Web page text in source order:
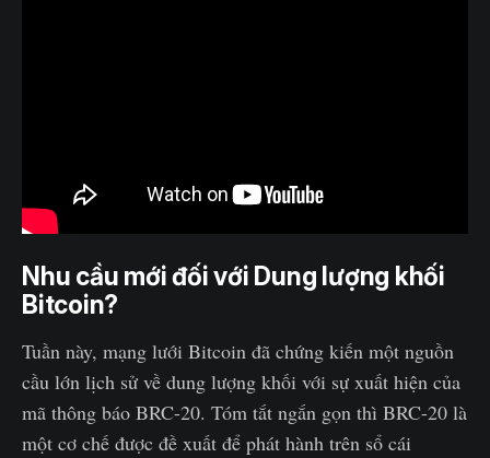
Nhu cầu mới đối với Dung lượng khối
Bitcoin?
Tuần này, mạng lưới Bitcoin đã chứng kiến một nguồn
cầu lớn lịch sử về dung lượng khối với sự xuất hiện của
mã thông báo BRC-20. Tóm tắt ngắn gọn thì BRC-20 là
một cơ chế được đề xuất để phát hành trên sổ cái